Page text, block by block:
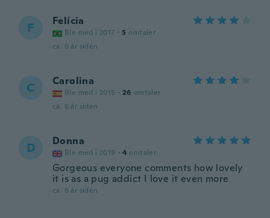
F Felícia
Ble med i 2017 · 5 omtaler
ca. 6 år siden
C Carolina
Ble med i 2015 · 26 omtaler
ca. 6 år siden
D Donna
Ble med i 2019 · 4 omtaler
Gorgeous everyone comments how lovely
it is as a pug addict I love it even more
ca. 6 år siden